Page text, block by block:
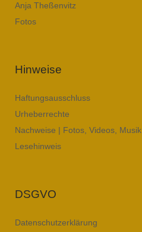
Anja Theßenvitz
Fotos
Hinweise
Haftungsausschluss
Urheberrechte
Nachweise | Fotos, Videos, Musik
Lesehinweis
DSGVO
Datenschutzerklärung